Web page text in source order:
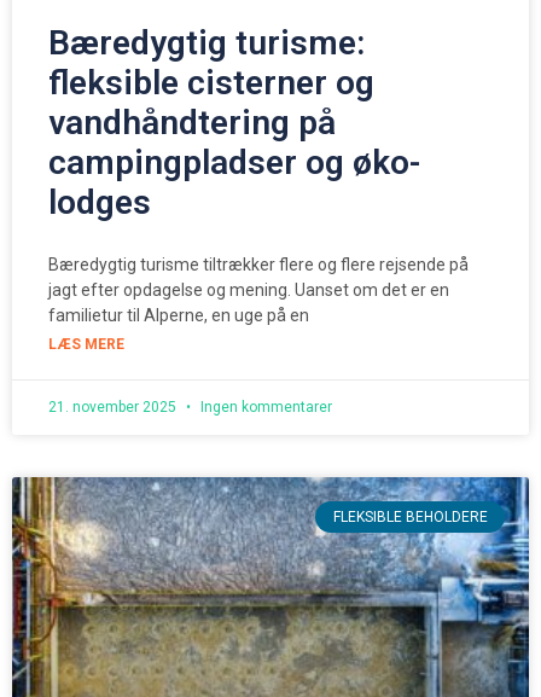
Bæredygtig turisme:
fleksible cisterner og
vandhåndtering på
campingpladser og øko-
lodges
Bæredygtig turisme tiltrækker flere og flere rejsende på
jagt efter opdagelse og mening. Uanset om det er en
familietur til Alperne, en uge på en
LÆS MERE
21. november 2025 Ingen kommentarer
FLEKSIBLE BEHOLDERE